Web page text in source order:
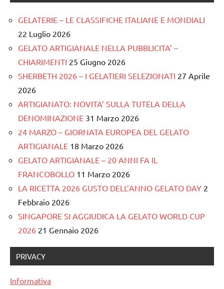
GELATERIE – LE CLASSIFICHE ITALIANE E MONDIALI
22 Luglio 2026
GELATO ARTIGIANALE NELLA PUBBLICITA’ –
CHIARIMENTI 25 Giugno 2026
SHERBETH 2026 – I GELATIERI SELEZIONATI 27 Aprile
2026
ARTIGIANATO: NOVITA’ SULLA TUTELA DELLA
DENOMINAZIONE 31 Marzo 2026
24 MARZO – GIORNATA EUROPEA DEL GELATO
ARTIGIANALE 18 Marzo 2026
GELATO ARTIGIANALE – 20 ANNI FA IL
FRANCOBOLLO 11 Marzo 2026
LA RICETTA 2026 GUSTO DELL’ANNO GELATO DAY 2
Febbraio 2026
SINGAPORE SI AGGIUDICA LA GELATO WORLD CUP
2026 21 Gennaio 2026
PRIVACY
Informativa